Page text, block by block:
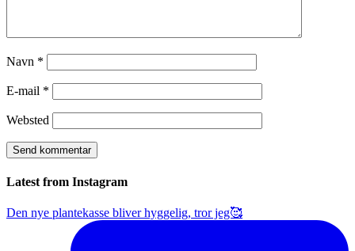
Navn *
E-mail *
Websted
Latest from Instagram
Den nye plantekasse bliver hyggelig, tror jeg🥰